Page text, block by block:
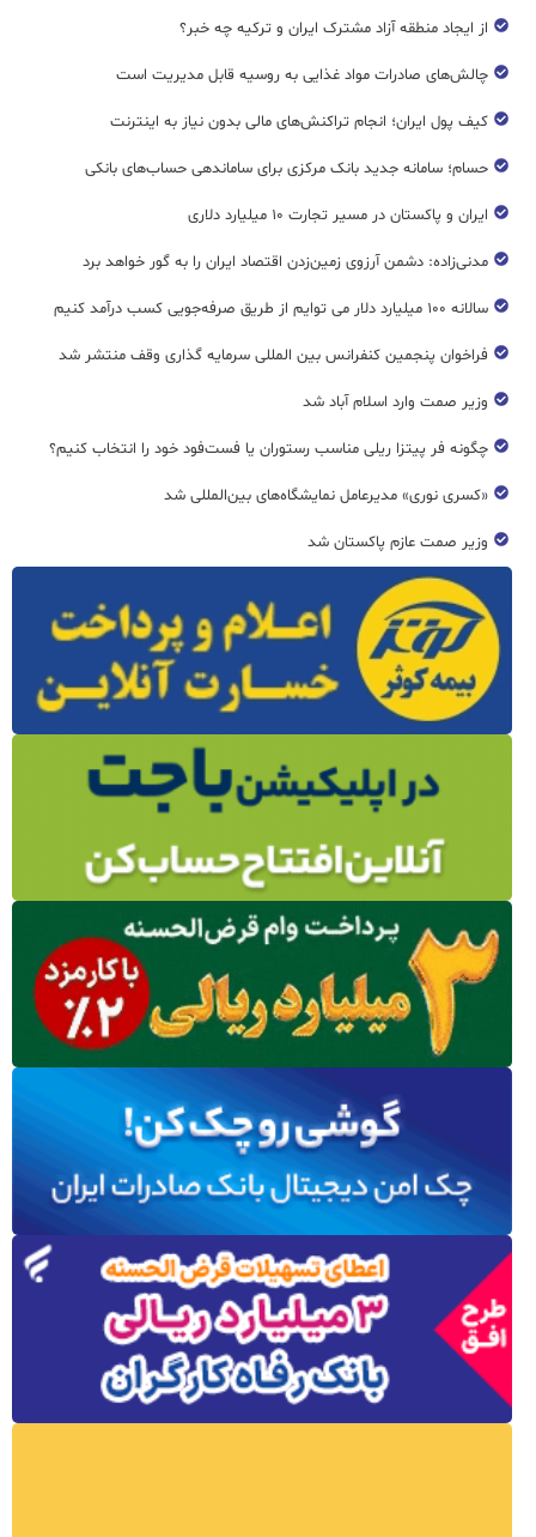
از ایجاد منطقه آزاد مشترک ایران و ترکیه چه خبر؟
چالش‌های صادرات مواد غذایی به روسیه قابل مدیریت است
کیف پول ایران؛ انجام تراکنش‌های مالی بدون نیاز به اینترنت
حسام؛ سامانه جدید بانک مرکزی برای ساماندهی حساب‌های بانکی
ایران و پاکستان در مسیر تجارت ۱۰ میلیارد دلاری
مدنی‌زاده: دشمن آرزوی زمین‌زدن اقتصاد ایران را به گور خواهد برد
سالانه ۱۰۰ میلیارد دلار می توایم از طریق صرفه‌جویی کسب درآمد کنیم
فراخوان پنجمین کنفرانس بین المللی سرمایه گذاری وقف منتشر شد
وزیر صمت وارد اسلام آباد شد
چگونه فر پیتزا ریلی مناسب رستوران یا فست‌فود خود را انتخاب کنیم؟
«کسری نوری» مدیرعامل نمایشگاه‌های بین‌المللی شد
وزیر صمت عازم پاکستان شد